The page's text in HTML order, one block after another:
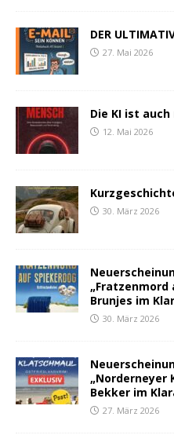
DER
27. Mai 2026
Die KI ist
12. Mai 2026
30. März 2026
„Fratzenmord
Brunjes im
30. März 2026
„Norderneyer
Bekker im
27. März 2026